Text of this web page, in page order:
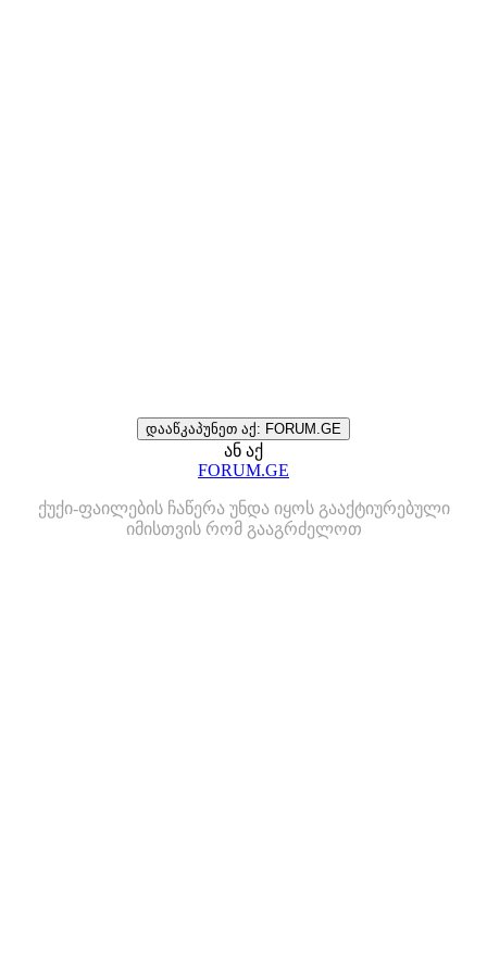
დააწკაპუნეთ აქ: FORUM.GE
ან აქ
FORUM.GE
ქუქი-ფაილების ჩაწერა უნდა იყოს გააქტიურებული
იმისთვის რომ გააგრძელოთ